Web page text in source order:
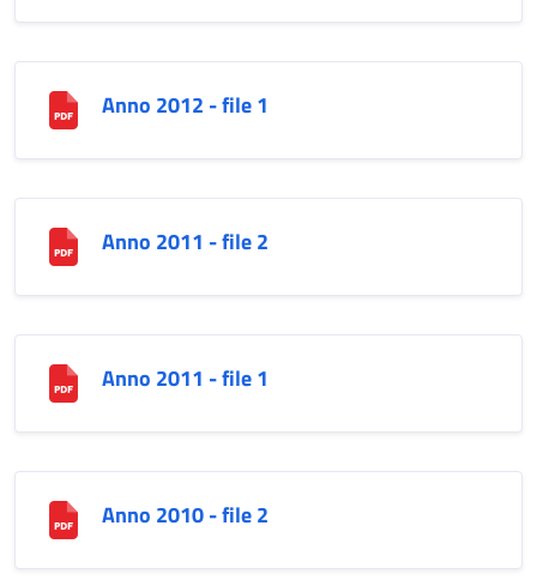
Anno 2012 - file 1
Anno 2011 - file 2
Anno 2011 - file 1
Anno 2010 - file 2